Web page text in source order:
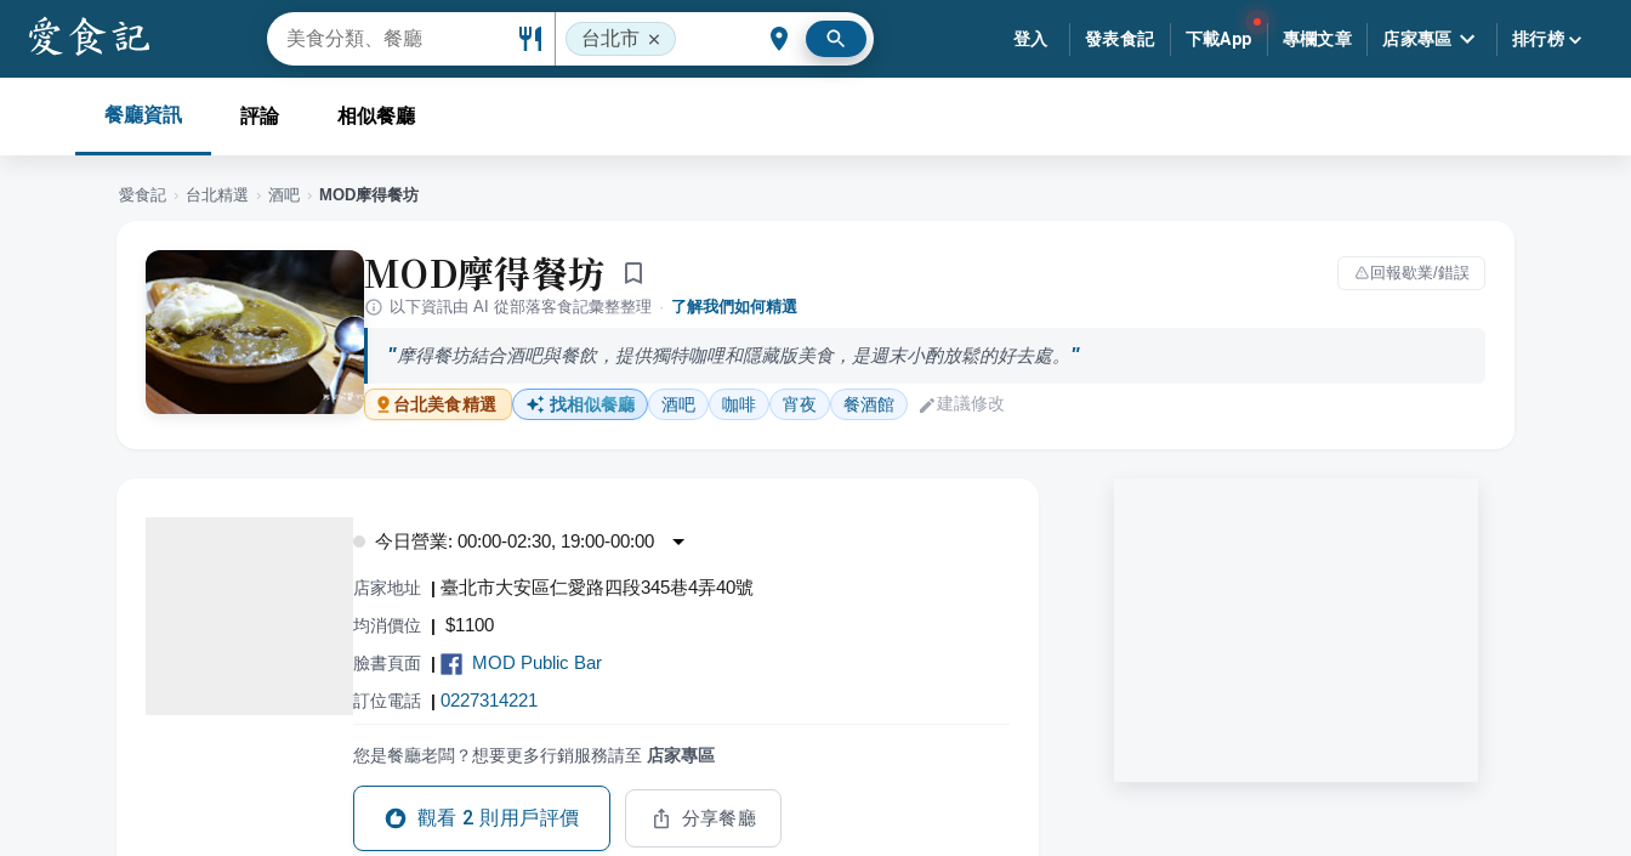
台北市 登入 發表食記 下載App 專欄文章 店家專區 排行榜
餐廳資訊 評論 相似餐廳
愛食記 › 台北精選 › 酒吧 › MOD摩得餐坊
MOD摩得餐坊
回報歇業/錯誤
以下資訊由 AI 從部落客食記彙整整理 · 了解我們如何精選
摩得餐坊結合酒吧與餐飲，提供獨特咖哩和隱藏版美食，是週末小酌放鬆的好去處。
台北美食精選 找相似餐廳 酒吧 咖啡 宵夜 餐酒館 建議修改
今日營業: 00:00-02:30, 19:00-00:00
店家地址 | 臺北市大安區仁愛路四段345巷4弄40號
均消價位 | $1100
臉書頁面 | MOD Public Bar
訂位電話 | 0227314221
您是餐廳老闆？想要更多行銷服務請至 店家專區
觀看 2 則用戶評價 分享餐廳